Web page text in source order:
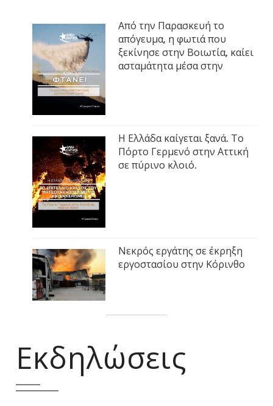
Από την Παρασκευή το
απόγευμα, η φωτιά που
ξεκίνησε στην Βοιωτία, καίει
ασταμάτητα μέσα στην
Η Ελλάδα καίγεται ξανά. Το
Πόρτο Γερμενό στην Αττική
σε πύρινο κλοιό.
Νεκρός εργάτης σε έκρηξη
εργοστασίου στην Κόρινθο
Εκδηλώσεις